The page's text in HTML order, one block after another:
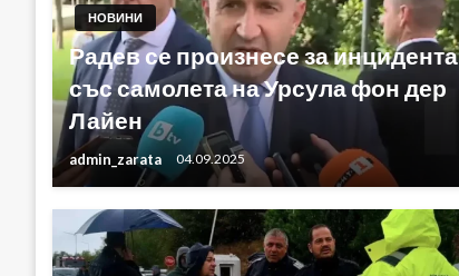
НОВИНИ
Радев се произнесе за инцидента
със самолета на Урсула фон дер
Лайен
admin_zarata 04.09.2025